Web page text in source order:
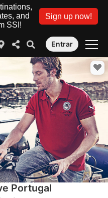
and
SSI!
Sign up now!
Entrar
Portugal